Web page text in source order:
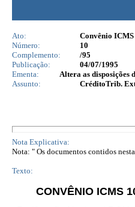
Ato:
Convênio ICMS
Número:
10
Complemento:
/95
Publicação:
04/07/1995
Ementa:
Altera as disposições
Assunto:
CréditoTrib.
Nota Explicativa:
Nota: " Os documentos contidos
Texto:
CONVÊNIO ICMS